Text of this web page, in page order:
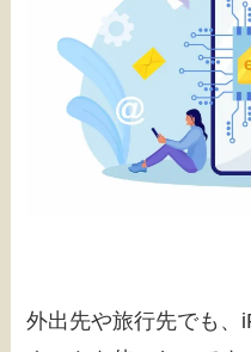
外出先や旅行先でも、